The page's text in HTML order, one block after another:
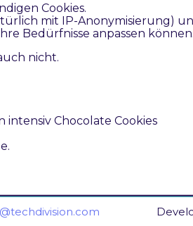
Google-optimierte HTML-
lokalisierten Datenvarianten.
Produkt- und
hinweg möglich.
Cookies.
mit IP-Anonymisierung)
Bedürfnisse anpassen können.
nicht.
Chocolate Cookies